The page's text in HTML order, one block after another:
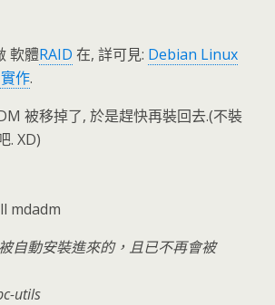
軟體RAID 在, 詳可見: Debian Linux
作.
被移掉了, 於是趕快再裝回去.(不裝
. XD)
mdadm
自動安裝進來的，且已不再會被
utils